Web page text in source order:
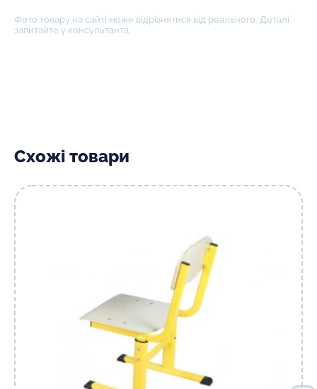
Фото товару на сайті може відрізнятися від реального. Деталі
запитайте у консультанта.
Схожі товари